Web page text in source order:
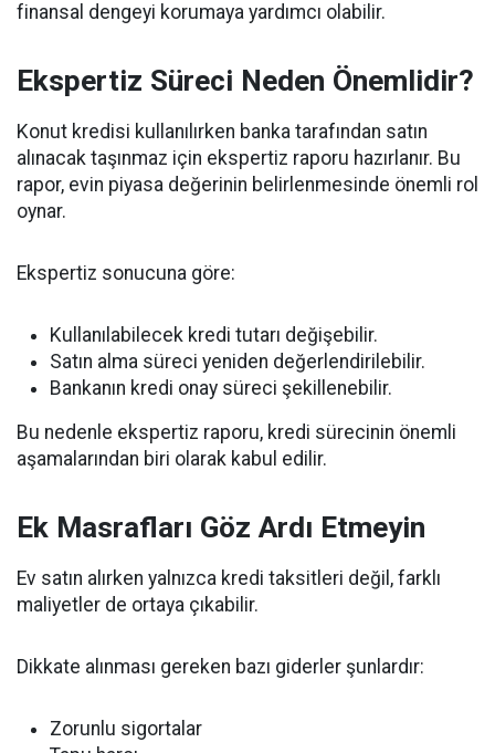
finansal dengeyi korumaya yardımcı olabilir.
Ekspertiz Süreci Neden Önemlidir?
Konut kredisi kullanılırken banka tarafından satın
alınacak taşınmaz için ekspertiz raporu hazırlanır. Bu
rapor, evin piyasa değerinin belirlenmesinde önemli rol
oynar.
Ekspertiz sonucuna göre:
Kullanılabilecek kredi tutarı değişebilir.
Satın alma süreci yeniden değerlendirilebilir.
Bankanın kredi onay süreci şekillenebilir.
Bu nedenle ekspertiz raporu, kredi sürecinin önemli
aşamalarından biri olarak kabul edilir.
Ek Masrafları Göz Ardı Etmeyin
Ev satın alırken yalnızca kredi taksitleri değil, farklı
maliyetler de ortaya çıkabilir.
Dikkate alınması gereken bazı giderler şunlardır:
Zorunlu sigortalar